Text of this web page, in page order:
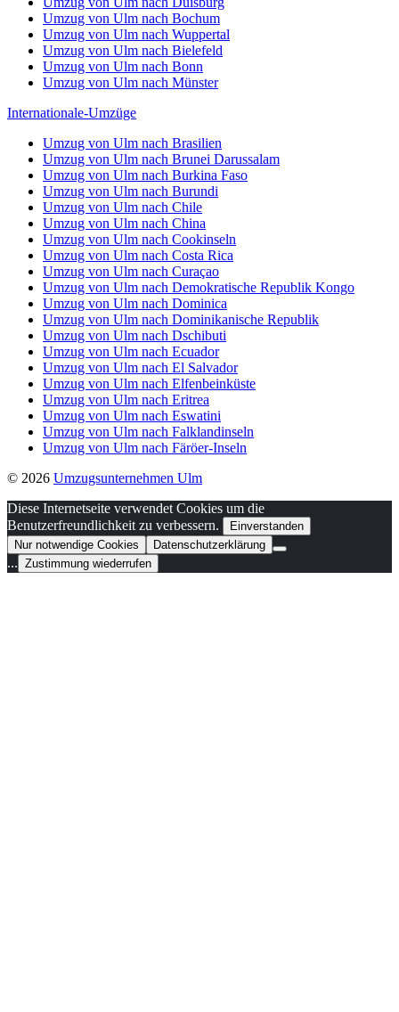
Umzug von Ulm nach Bochum
Umzug von Ulm nach Wuppertal
Umzug von Ulm nach Bielefeld
Umzug von Ulm nach Bonn
Umzug von Ulm nach Münster
Internationale-Umzüge
Umzug von Ulm nach Brasilien
Umzug von Ulm nach Brunei Darussalam
Umzug von Ulm nach Burkina Faso
Umzug von Ulm nach Burundi
Umzug von Ulm nach Chile
Umzug von Ulm nach China
Umzug von Ulm nach Cookinseln
Umzug von Ulm nach Costa Rica
Umzug von Ulm nach Curaçao
Umzug von Ulm nach Demokratische Republik Kongo
Umzug von Ulm nach Dominica
Umzug von Ulm nach Dominikanische Republik
Umzug von Ulm nach Dschibuti
Umzug von Ulm nach Ecuador
Umzug von Ulm nach El Salvador
Umzug von Ulm nach Elfenbeinküste
Umzug von Ulm nach Eritrea
Umzug von Ulm nach Eswatini
Umzug von Ulm nach Falklandinseln
Umzug von Ulm nach Färöer-Inseln
© 2026 Umzugsunternehmen Ulm
Diese Internetseite verwendet Cookies um die
Benutzerfreundlichkeit zu verbessern.
Einverstanden
Nur notwendige Cookies
Datenschutzerklärung
... Zustimmung wiederrufen